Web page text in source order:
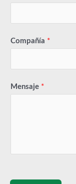
Compañía *
Mensaje *